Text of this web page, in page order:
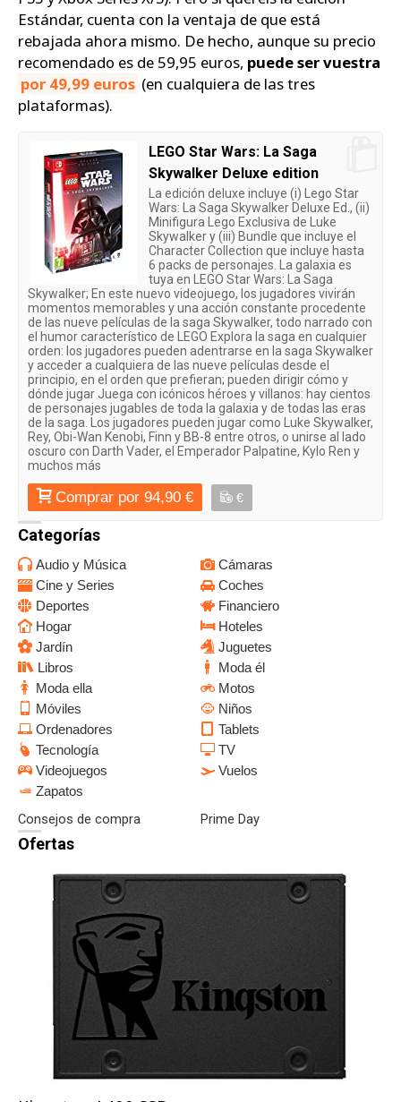
Estándar, cuenta con la ventaja de que está
rebajada ahora mismo. De hecho, aunque su precio
recomendado es de 59,95 euros, puede ser vuestra
por 49,99 euros (en cualquiera de las tres
plataformas).
LEGO Star Wars: La Saga
Skywalker Deluxe edition
La edición deluxe incluye (i) Lego Star
Wars: La Saga Skywalker Deluxe Ed., (ii)
Minifigura Lego Exclusiva de Luke
Skywalker y (iii) Bundle que incluye el
Character Collection que incluye hasta
6 packs de personajes. La galaxia es
tuya en LEGO Star Wars: La Saga
Skywalker; En este nuevo videojuego, los jugadores vivirán
momentos memorables y una acción constante procedente
de las nueve películas de la saga Skywalker, todo narrado con
el humor característico de LEGO Explora la saga en cualquier
orden: los jugadores pueden adentrarse en la saga Skywalker
y acceder a cualquiera de las nueve películas desde el
principio, en el orden que prefieran; pueden dirigir cómo y
dónde jugar Juega con icónicos héroes y villanos: hay cientos
de personajes jugables de toda la galaxia y de todas las eras
de la saga. Los jugadores pueden jugar como Luke Skywalker,
Rey, Obi-Wan Kenobi, Finn y BB-8 entre otros, o unirse al lado
oscuro con Darth Vader, el Emperador Palpatine, Kylo Ren y
muchos más
Comprar por 94,90 € €
Categorías
Audio y Música
Cámaras
Cine y Series
Coches
Deportes
Financiero
Hogar
Hoteles
Jardín
Juguetes
Libros
Moda él
Moda ella
Motos
Móviles
Niños
Ordenadores
Tablets
Tecnología
TV
Videojuegos
Vuelos
Zapatos
Consejos de compra Prime Day
Ofertas